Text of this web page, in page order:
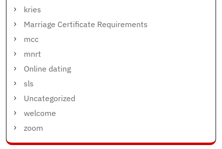
kries
Marriage Certificate Requirements
mcc
mnrt
Online dating
sls
Uncategorized
welcome
zoom